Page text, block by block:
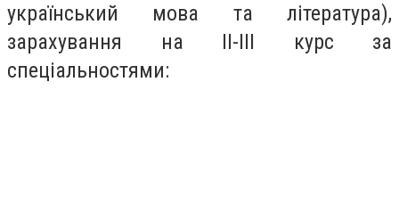
український мова та література),
зарахування на ІІ-ІІІ курс за
спеціальностями: